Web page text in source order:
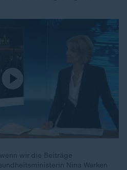
wir die Beiträge
Nina Warken